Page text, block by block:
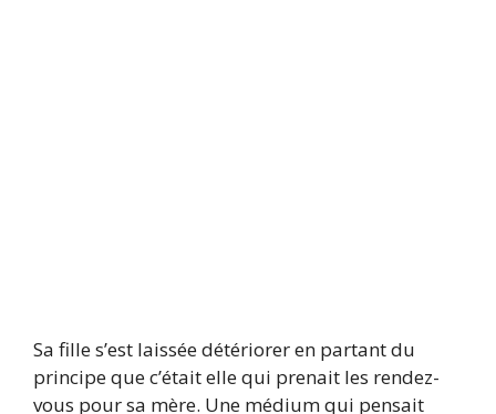
Sa fille s’est laissée détériorer en partant du
principe que c’était elle qui prenait les rendez-
vous pour sa mère. Une médium qui pensait